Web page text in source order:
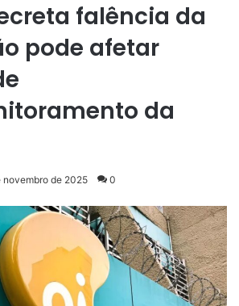
falência da
pode afetar
da
novembro de 2025 0